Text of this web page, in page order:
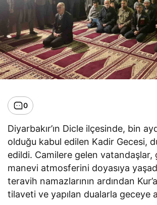
0
Diyarbakır’ın Dicle ilçesinde, bin
olduğu kabul edilen Kadir Gecesi,
edildi. Camilere gelen vatandaşlar,
manevi atmosferini doyasıya
teravih namazlarının ardından
tilaveti ve yapılan dualarla geceye